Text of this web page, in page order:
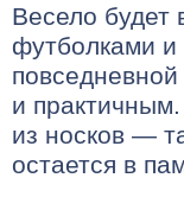
Весело будет
футболками и
и
из носков —
остается в